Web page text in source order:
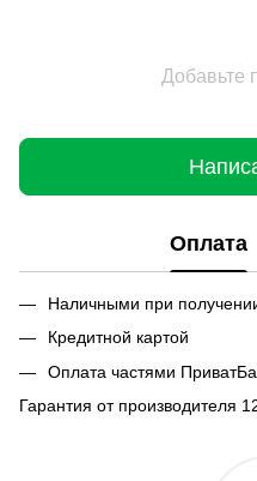
Добавьте
Оплата
Наличными при
Кредитной картой
Оплата частями
Гарантия от производителя